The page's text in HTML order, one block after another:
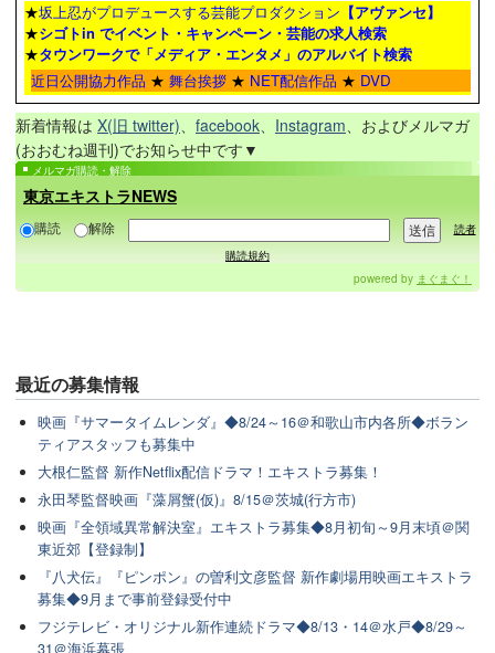
★坂上忍がプロデュースする芸能プロダクション 【アヴァンセ】
★シゴトin でイベント・キャンペーン・芸能の求人検索
★タウンワークで「メディア・エンタメ」のアルバイト検索
近日公開協力作品 ★ 舞台挨拶 ★ NET配信作品 ★ DVD
新着情報は X(旧 twitter)、 facebook、 Instagram、およびメルマガ
(おおむね週刊)でお知らせ中です▼
メルマガ購読・解除
東京エキストラNEWS
購読 解除
読者
購読規約
powered by まぐまぐ！
最近の募集情報
映画『サマータイムレンダ』◆8/24～16＠和歌山市内各所◆ボラン
ティアスタッフも募集中
大根仁監督 新作Netflix配信ドラマ！エキストラ募集！
永田琴監督映画『藻屑蟹(仮)』8/15＠茨城(行方市)
映画『全領域異常解決室』エキストラ募集◆8月初旬～9月末頃＠関
東近郊【登録制】
『八犬伝』『ピンポン』の曽利文彦監督 新作劇場用映画エキストラ
募集◆9月まで事前登録受付中
フジテレビ・オリジナル新作連続ドラマ◆8/13・14＠水戸◆8/29～
31＠海浜幕張